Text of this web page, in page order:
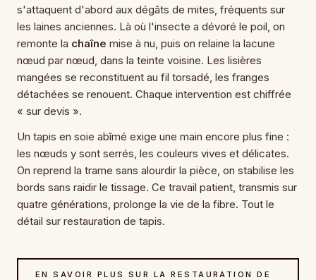
s'attaquent d'abord aux dégâts de mites, fréquents sur
les laines anciennes. Là où l'insecte a dévoré le poil, on
remonte la chaîne mise à nu, puis on relaine la lacune
nœud par nœud, dans la teinte voisine. Les lisières
mangées se reconstituent au fil torsadé, les franges
détachées se renouent. Chaque intervention est chiffrée
« sur devis ».
Un tapis en soie abîmé exige une main encore plus fine :
les nœuds y sont serrés, les couleurs vives et délicates.
On reprend la trame sans alourdir la pièce, on stabilise les
bords sans raidir le tissage. Ce travail patient, transmis sur
quatre générations, prolonge la vie de la fibre. Tout le
détail sur restauration de tapis.
EN SAVOIR PLUS SUR LA RESTAURATION DE